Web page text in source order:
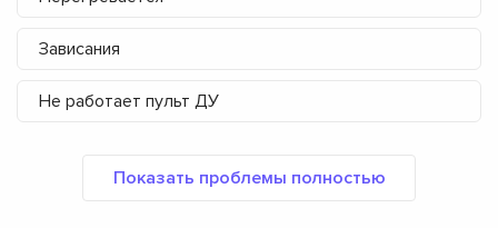
Зависания
Не работает пульт ДУ